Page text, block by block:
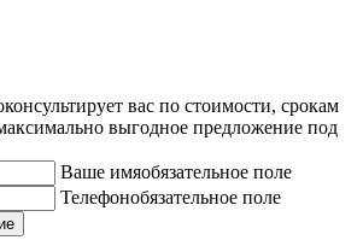
вас по стоимости, срокам
выгодное предложение под
Ваше имяобязательное поле
Телефонобязательное поле